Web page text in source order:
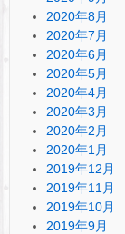
2020年8月
2020年7月
2020年6月
2020年5月
2020年4月
2020年3月
2020年2月
2020年1月
2019年12月
2019年11月
2019年10月
2019年9月